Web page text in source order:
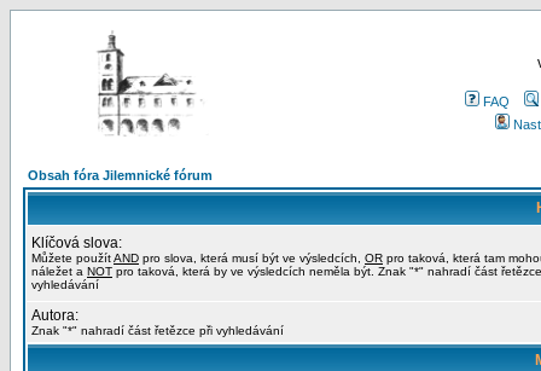
FAQ
Obsah fóra Jilemnické fórum
Klíčová slova:
Můžete použítAND pro slova, která musí být ve výsledcích, OR pro taková, která tam
náležet a NOT pro taková, která by ve výsledcích neměla být. Znak "*" nahradí část
vyhledávání
Autora:
Znak "*" nahradí část řetězce při vyhledávání